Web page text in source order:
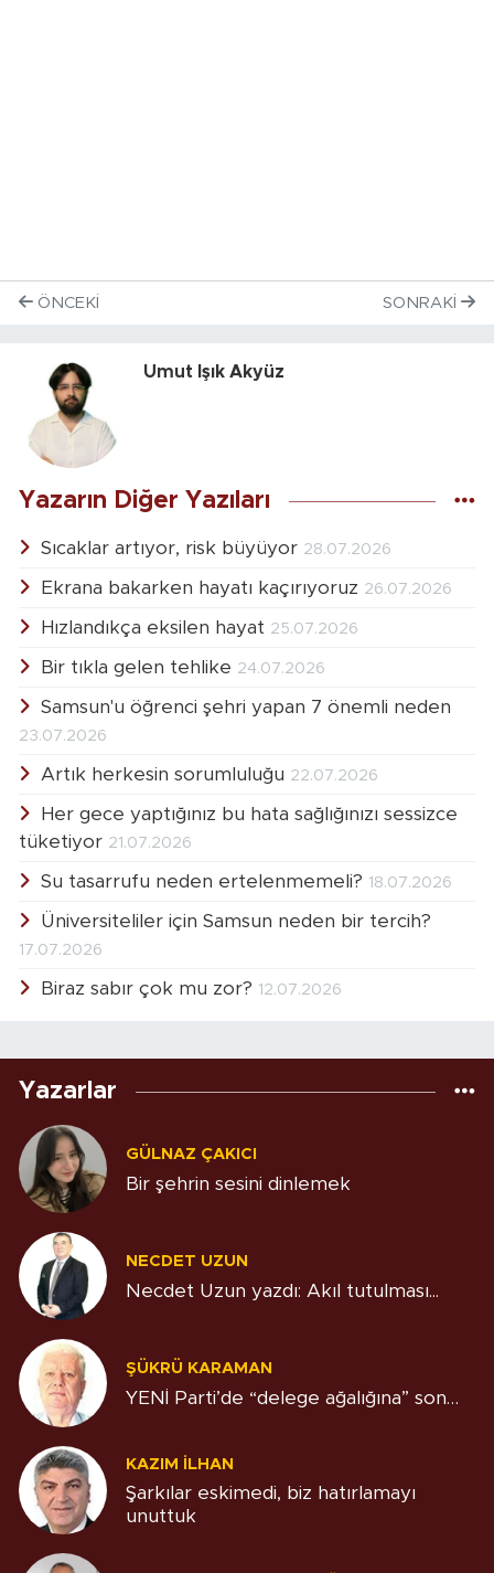
ÖNCEKI SONRAKI
Umut Işık Akyüz
Yazarın Diğer Yazıları
Sıcaklar artıyor, risk büyüyor 28.07.2026
Ekrana bakarken hayatı kaçırıyoruz 26.07.2026
Hızlandıkça eksilen hayat 25.07.2026
Bir tıkla gelen tehlike 24.07.2026
Samsun'u öğrenci şehri yapan 7 önemli neden
23.07.2026
Artık herkesin sorumluluğu 22.07.2026
Her gece yaptığınız bu hata sağlığınızı sessizce
tüketiyor 21.07.2026
Su tasarrufu neden ertelenmemeli? 18.07.2026
Üniversiteliler için Samsun neden bir tercih?
17.07.2026
Biraz sabır çok mu zor? 12.07.2026
Yazarlar
GÜLNAZ ÇAKICI
Bir şehrin sesini dinlemek
NECDET UZUN
Necdet Uzun yazdı: Akıl tutulması...
ŞÜKRÜ KARAMAN
YENİ Parti’de “delege ağalığına” son…
KAZIM İLHAN
Şarkılar eskimedi, biz hatırlamayı
unuttuk